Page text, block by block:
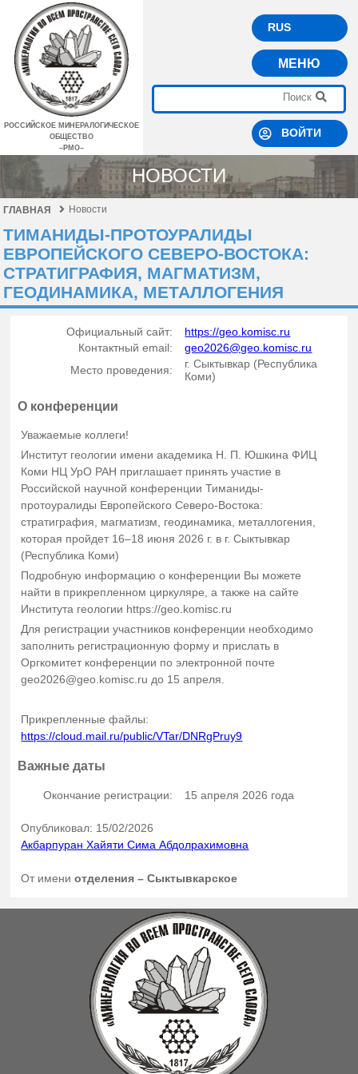
РОССИЙСКОЕ МИНЕРАЛОГИЧЕСКОЕ
ОБЩЕСТВО
–РМО–
RUS
МЕНЮ
ВОЙТИ
НОВОСТИ
ГЛАВНАЯ Новости
ТИМАНИДЫ-ПРОТОУРАЛИДЫ
ЕВРОПЕЙСКОГО СЕВЕРО-ВОСТОКА:
CТРАТИГРАФИЯ, МАГМАТИЗМ,
ГЕОДИНАМИКА, МЕТАЛЛОГЕНИЯ
Официальный сайт:
https://geo.komisc.ru
Контактный email:
geo2026@geo.komisc.ru
Место проведения:
г. Сыктывкар (Республика
Коми)
О конференции
Уважаемые коллеги!
Институт геологии имени академика Н. П. Юшкина ФИЦ
Коми НЦ УрО РАН приглашает принять участие в
Российской научной конференции Тиманиды-
протоуралиды Европейского Северо-Востока:
cтратиграфия, магматизм, геодинамика, металлогения,
которая пройдет 16–18 июня 2026 г. в г. Сыктывкар
(Республика Коми)
Подробную информацию о конференции Вы можете
найти в прикрепленном циркуляре, а также на сайте
Института геологии https://geo.komisc.ru
Для регистрации участников конференции необходимо
заполнить регистрационную форму и прислать в
Оргкомитет конференции по электронной почте
geo2026@geo.komisc.ru до 15 апреля.
Прикрепленные файлы:
https://cloud.mail.ru/public/VTar/DNRgPruy9
Важные даты
Окончание регистрации: 15 апреля 2026 года
Опубликовал: 15/02/2026
Акбарпуран Хайяти Сима Абдолрахимовна
От имениотделения – Сыктывкарское